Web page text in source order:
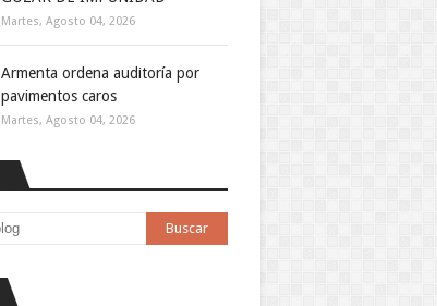
Martes, Agosto 04, 2026
Armenta ordena auditoría por
pavimentos caros
Martes, Agosto 04, 2026